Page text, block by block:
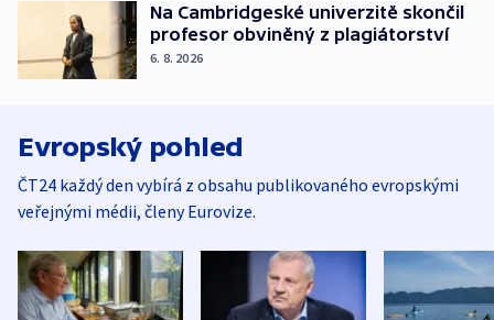
Na Cambridgeské univerzitě skončil
profesor obviněný z plagiátorství
6. 8. 2026
Evropský pohled
ČT24 každý den vybírá z obsahu publikovaného evropskými
veřejnými médii, členy Eurovize.